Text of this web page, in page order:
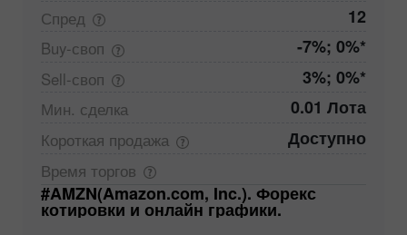
Спред 12
Buy-своп -7%; 0%*
Sell-своп 3%; 0%*
Мин. сделка 0.01 Лота
Короткая продажа Доступно
Время торгов
#AMZN(Amazon.com, Inc.). Форекс
котировки и онлайн графики.